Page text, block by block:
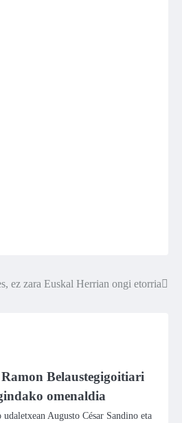
ez zara Euskal Herrian ongi etorria
Belaustegigoitiari
omenaldia
Augusto César Sandino eta